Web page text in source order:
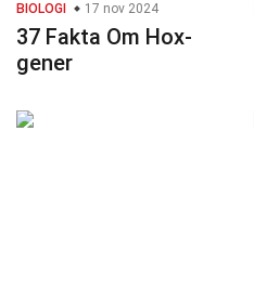
BIOLOGI 17 nov 2024
37 Fakta Om Hox-
gener